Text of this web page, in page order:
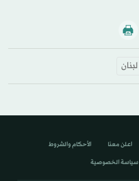
لبنان
اعلن معنا الأحكام والشروط
سياسة الخصوصية